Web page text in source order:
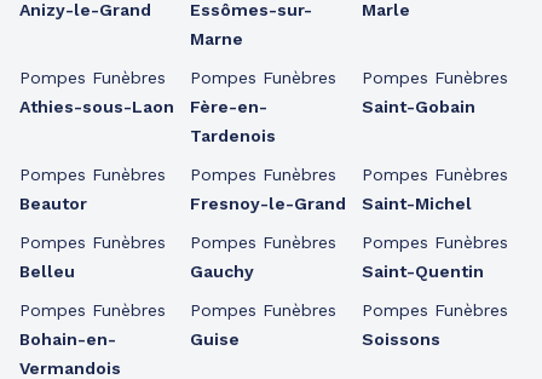
Anizy-le-Grand
Pompes Funèbres
Athies-sous-Laon
Pompes Funèbres
Beautor
Pompes Funèbres
Belleu
Pompes Funèbres
Bohain-en-
Vermandois
Essômes-sur-
Marne
Pompes Funèbres
Fère-en-
Tardenois
Pompes Funèbres
Fresnoy-le-Grand
Pompes Funèbres
Gauchy
Pompes Funèbres
Guise
Marle
Pompes Funèbres
Saint-Gobain
Pompes Funèbres
Saint-Michel
Pompes Funèbres
Saint-Quentin
Pompes Funèbres
Soissons